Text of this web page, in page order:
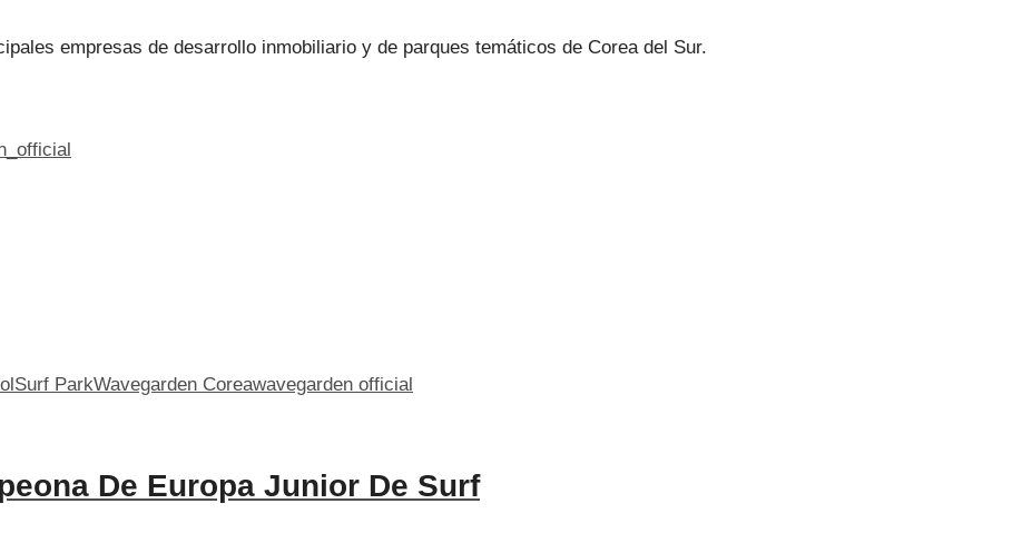
empresas de desarrollo inmobiliario y de parques temáticos de Corea del Sur.
Surf ParkWavegarden Coreawavegarden official
De Europa Junior De Surf